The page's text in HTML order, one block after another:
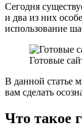
Сегодня
и два из них
использование
Готовые
В данной статье
вам сделать
Что такое